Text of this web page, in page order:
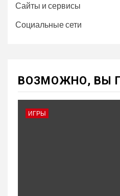
Сайты и сервисы
Социальные сети
ВОЗМОЖНО, ВЫ
ИГРЫ